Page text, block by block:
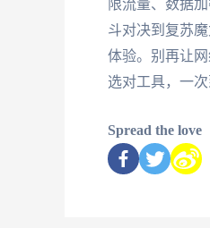
限流量、数据
斗对决到复苏
体验。别再让
选对工具，一次
Spread the love